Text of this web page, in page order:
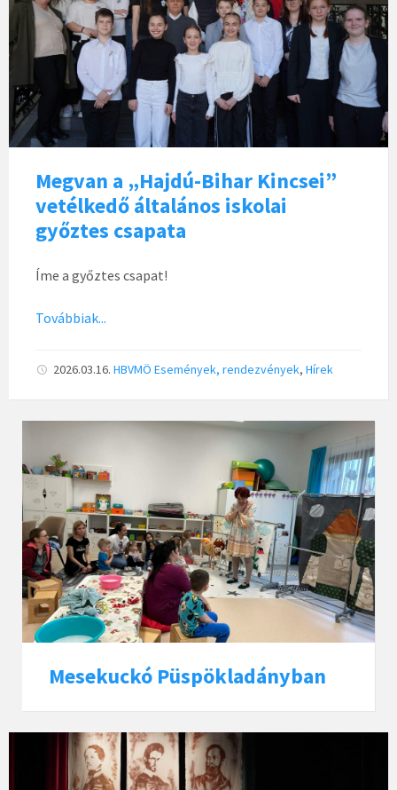
Megvan a „Hajdú-Bihar Kincsei”
vetélkedő általános iskolai
győztes csapata
Íme a győztes csapat!
Továbbiak...
2026.03.16. HBVMÖ Események, rendezvények, Hírek
Mesekuckó Püspökladányban